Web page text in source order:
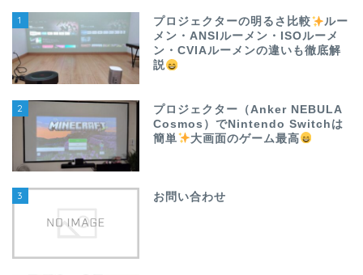
1 プロジェクターの明るさ比較
ルー
メン・ANSIルーメン・ISOルーメ
ン・CVIAルーメンの違いも徹底解
説
2
プロジェクター（Anker NEBULA
Cosmos）でNintendo Switchは
簡単
大画面のゲーム最高
3 お問い合わせ